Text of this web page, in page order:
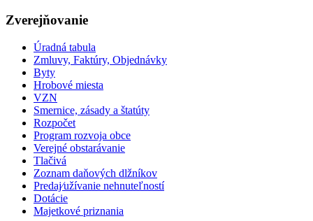
Zverejňovanie
Úradná tabula
Zmluvy, Faktúry, Objednávky
Byty
Hrobové miesta
VZN
Smernice, zásady a štatúty
Rozpočet
Program rozvoja obce
Verejné obstarávanie
Tlačivá
Zoznam daňových dlžníkov
Predaj⁄užívanie nehnuteľností
Dotácie
Majetkové priznania